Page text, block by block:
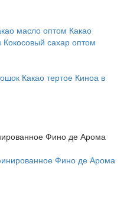
масло оптом Какао
Кокосовый сахар оптом
Какао тертое Киноа в
Фино де Арома